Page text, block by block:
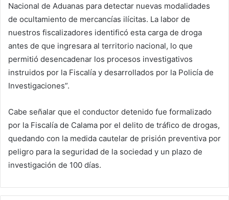
Nacional de Aduanas para detectar nuevas modalidades
de ocultamiento de mercancías ilícitas. La labor de
nuestros fiscalizadores identificó esta carga de droga
antes de que ingresara al territorio nacional, lo que
permitió desencadenar los procesos investigativos
instruidos por la Fiscalía y desarrollados por la Policía de
Investigaciones”.
Cabe señalar que el conductor detenido fue formalizado
por la Fiscalía de Calama por el delito de tráfico de drogas,
quedando con la medida cautelar de prisión preventiva por
peligro para la seguridad de la sociedad y un plazo de
investigación de 100 días.